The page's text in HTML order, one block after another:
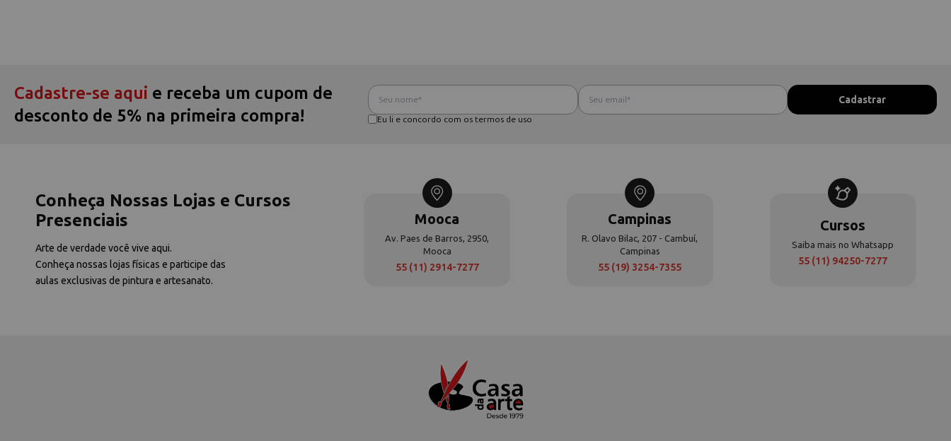
Cadastre-se aqui e receba um cupom de
desconto de 5% na primeira compra!
Eu li e concordo com os termos de uso
Conheça Nossas Lojas e Cursos
Presenciais
Arte de verdade você vive aqui.
Conheça nossas lojas físicas e participe das
aulas exclusivas de pintura e artesanato.
Mooca
Av. Paes de Barros, 2950,
Mooca
55 (11) 2914-7277
Campinas
R. Olavo Bilac, 207 - Cambuí,
Campinas
55 (19) 3254-7355
Cursos
Saiba mais no Whatsapp
55 (11) 94250-7277